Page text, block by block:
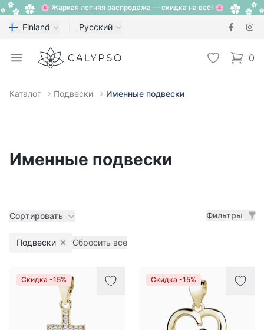
🌸 Жаркая летняя распродажа — скидка на всё! 🌸
Finland Русский
Open menu
Calypso Избранное
0
items
Каталог Подвески Именные подвески
Именные подвески
Сортировать Фильтры
Подвески Remove filter
Сбросить все
Товары
Скидка -15% Скидка -15%